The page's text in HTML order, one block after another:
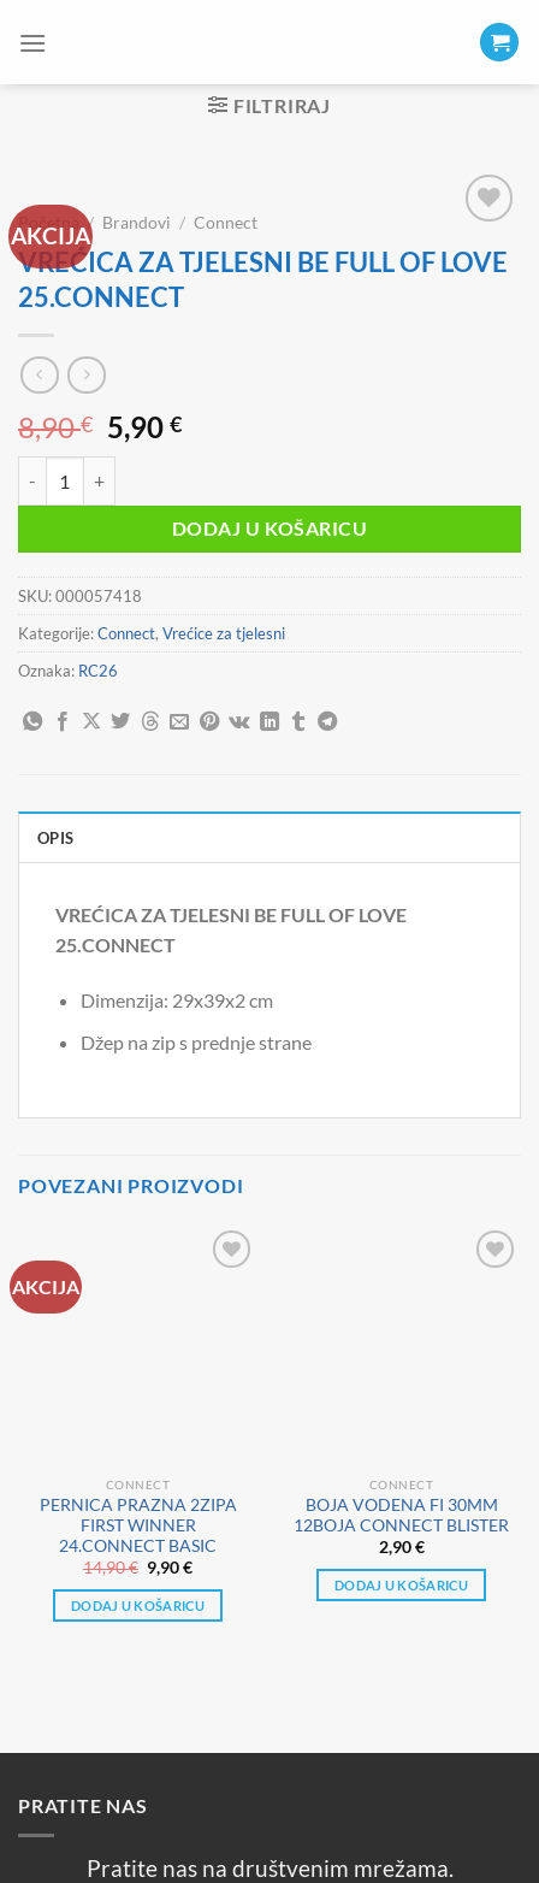
FILTRIRAJ
AKCIJA/ Brandovi / Connect
VREĆICA ZA TJELESNI BE FULL OF LOVE
25.CONNECT
8,90€ Izvorna
cijena
je:
8,90 €.
5,90€Trenutna
5,90 €.
DODAJ U KOŠARICU
SKU:000057418
Kategorije:Connect, Vrećice za tjelesni
Oznaka: RC26
OPIS
VREĆICA ZA TJELESNI BE FULL OF LOVE
25.CONNECT
Dimenzija: 29x39x2 cm
Džep na zip s prednje strane
POVEZANI PROIZVODI
AKCIJA
CONNECT
PERNICA PRAZNA 2ZIPA
FIRST WINNER
24.CONNECT BASIC
14,90€ Izvorna
cijena
bila
je:
9,90€Trenutna
je:
9,90 €.
DODAJ U KOŠARICU
CONNECT
BOJA VODENA FI 30MM
12BOJA CONNECT BLISTER
2,90€
DODAJ U KOŠARICU
PRATITE NAS
Pratite nas na društvenim mrežama.